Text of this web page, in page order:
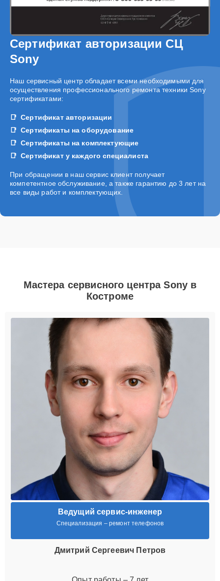
Сертификат авторизации СЦ
Sony
Наш сервисный центр обладает всеми необходимыми для
осуществления профессионального ремонта техники Sony
сертификатами:
Сертификат авторизации
Сертификаты на оборудование
Сертификаты на комплектующие
Сертификат у каждого специалиста
При обращении в наш сервис клиент получает
компетентное обслуживание, а также гарантию до 3 лет на
все виды работ и комплектующих.
Мастера сервисного центра Sony в
Костроме
Ведущий сервис-инженер
Специализация – ремонт телефонов
Дмитрий Сергеевич Петров